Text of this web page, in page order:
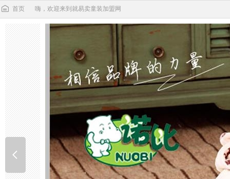
首页 嗨，欢迎来到就易卖童装加盟网